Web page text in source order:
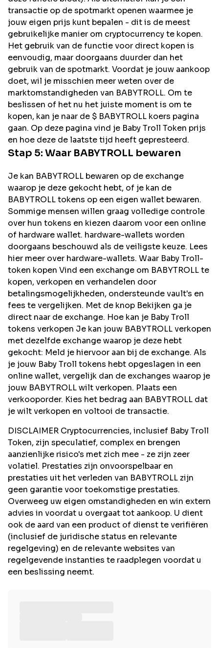
transactie op de spotmarkt openen waarmee je
jouw eigen prijs kunt bepalen - dit is de meest
gebruikelijke manier om cryptocurrency te kopen.
Het gebruik van de functie voor direct kopen is
eenvoudig, maar doorgaans duurder dan het
gebruik van de spotmarkt. Voordat je jouw aankoop
doet, wil je misschien meer weten over de
marktomstandigheden van BABYTROLL. Om te
beslissen of het nu het juiste moment is om te
kopen, kan je naar de $ BABYTROLL koers pagina
gaan. Op deze pagina vind je Baby Troll Token prijs
en hoe deze de laatste tijd heeft gepresteerd.
Stap 5: Waar BABYTROLL bewaren
Je kan BABYTROLL bewaren op de exchange
waarop je deze gekocht hebt, of je kan de
BABYTROLL tokens op een eigen wallet bewaren.
Sommige mensen willen graag volledige controle
over hun tokens en kiezen daarom voor een online
of hardware wallet. hardware-wallets worden
doorgaans beschouwd als de veiligste keuze. Lees
hier meer over hardware-wallets. Waar Baby Troll-
token kopen Vind een exchange om BABYTROLL te
kopen, verkopen en verhandelen door
betalingsmogelijkheden, ondersteunde vault's en
fees te vergelijken. Met de knop Bekijken ga je
direct naar de exchange. Hoe kan je Baby Troll
tokens verkopen Je kan jouw BABYTROLL verkopen
met dezelfde exchange waarop je deze hebt
gekocht: Meld je hiervoor aan bij de exchange. Als
je jouw Baby Troll tokens hebt opgeslagen in een
online wallet, vergelijk dan de exchanges waarop je
jouw BABYTROLL wilt verkopen. Plaats een
verkooporder. Kies het bedrag aan BABYTROLL dat
je wilt verkopen en voltooi de transactie.
DISCLAIMER Cryptocurrencies, inclusief Baby Troll
Token, zijn speculatief, complex en brengen
aanzienlijke risico's met zich mee - ze zijn zeer
volatiel. Prestaties zijn onvoorspelbaar en
prestaties uit het verleden van BABYTROLL zijn
geen garantie voor toekomstige prestaties.
Overweeg uw eigen omstandigheden en win extern
advies in voordat u overgaat tot aankoop. U dient
ook de aard van een product of dienst te verifiëren
(inclusief de juridische status en relevante
regelgeving) en de relevante websites van
regelgevende instanties te raadplegen voordat u
een beslissing neemt.